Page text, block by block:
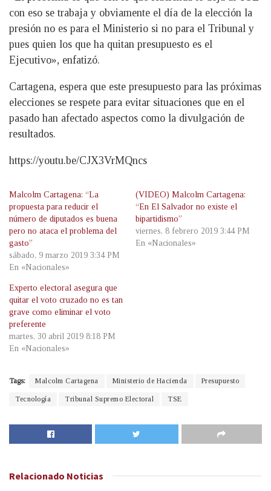
con eso se trabaja y obviamente el día de la elección la
presión no es para el Ministerio si no para el Tribunal y
pues quien los que ha quitan presupuesto es el
Ejecutivo», enfatizó.
Cartagena, espera que este presupuesto para las próximas
elecciones se respete para evitar situaciones que en el
pasado han afectado aspectos como la divulgación de
resultados.
https://youtu.be/CJX3VrMQncs
Malcolm Cartagena: “La
propuesta para reducir el
número de diputados es buena
pero no ataca el problema del
gasto”
sábado, 9 marzo 2019 3:34 PM
En «Nacionales»
(VIDEO) Malcolm Cartagena:
“En El Salvador no existe el
bipartidismo”
viernes, 8 febrero 2019 3:44 PM
En «Nacionales»
Experto electoral asegura que
quitar el voto cruzado no es tan
grave como eliminar el voto
preferente
martes, 30 abril 2019 8:18 PM
En «Nacionales»
Tags: Malcolm Cartagena Ministerio de Hacienda Presupuesto
Tecnología Tribunal Supremo Electoral TSE
Relacionado Noticias